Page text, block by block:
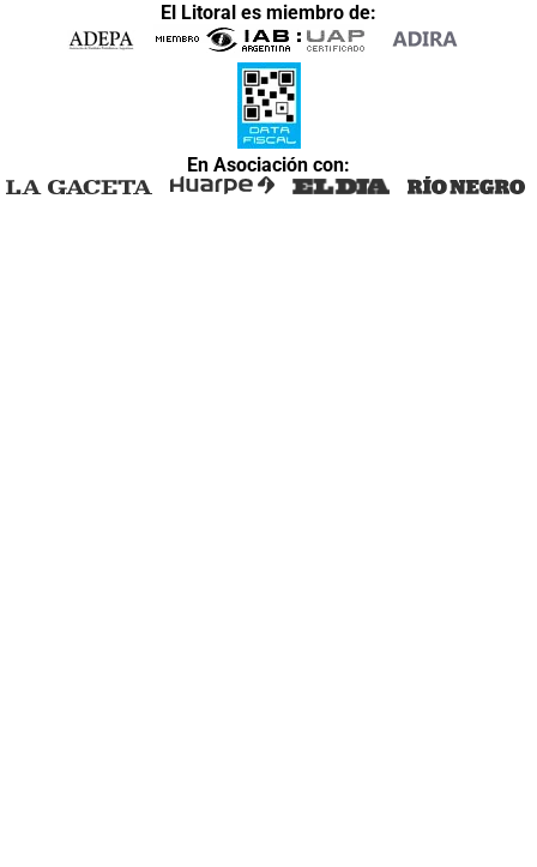
El Litoral es miembro de:
En Asociación con: